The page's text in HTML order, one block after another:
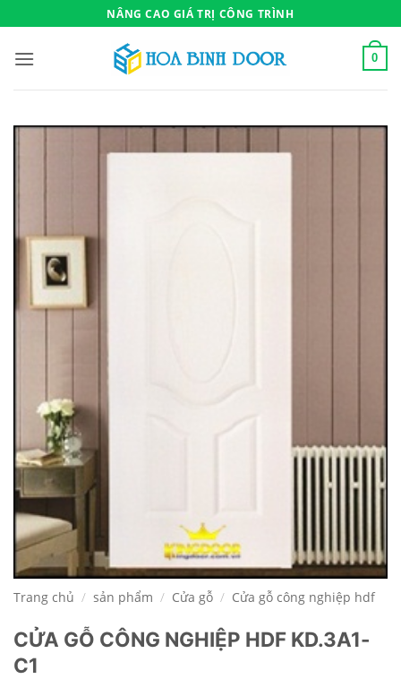
qua
nội
NÂNG CAO GIÁ TRỊ CÔNG TRÌNH
0
Trang chủ / sản phẩm / Cửa gỗ / Cửa gỗ công nghiệp hdf
CỬA GỖ CÔNG NGHIỆP HDF KD.3A1-
C1